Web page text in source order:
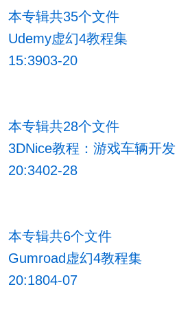
本专辑共35个文件
Udemy虚幻4教程集
15:3903-20
本专辑共28个文件
3DNice教程：游戏车辆开发
20:3402-28
本专辑共6个文件
Gumroad虚幻4教程集
20:1804-07